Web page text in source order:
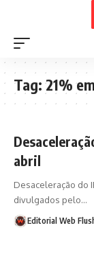
Tag:21%
abril
Desaceleração do
divulgados pelo…
Editorial Web